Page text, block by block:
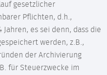
gesetzlicher
Pflichten, d.h.,
es sei denn, dass die
werden, z.B.,
der Archivierung
für Steuerzwecke im